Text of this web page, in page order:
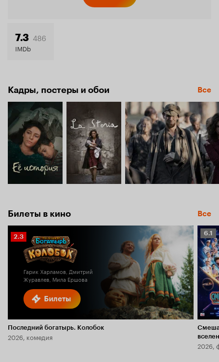
7.3 486
IMDb
Кадры, постеры и обои Все
Билеты в кино Все
Билеты
Рейтинг
Кинопоиска
2.3
Гарик Харламов, Дмитрий
Журавлев, Мила Ершова
Последний богатырь. Колобок
2026, комедия
6.1
6.1
2026,